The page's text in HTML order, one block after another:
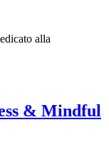
alla
& Mindful